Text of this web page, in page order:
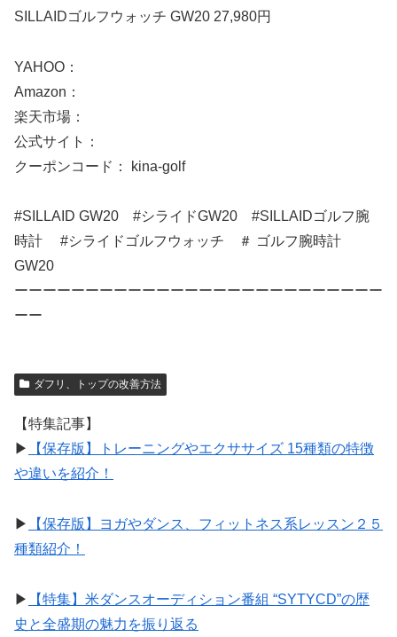
SILLAIDゴルフウォッチ GW20 27,980円
YAHOO：
Amazon：
楽天市場：
公式サイト：
クーポンコード： kina-golf
#SILLAID GW20 #シライドGW20 #SILLAIDゴルフ腕
時計 #シライドゴルフウォッチ ＃ ゴルフ腕時計
GW20
ーーーーーーーーーーーーーーーーーーーーーーーーーー
ーー
ダフリ、トップの改善方法
【特集記事】
▶︎
【保存版】トレーニングやエクササイズ 15種類の特徴
や違いを紹介！
▶︎
【保存版】ヨガやダンス、フィットネス系レッスン２５
種類紹介！
▶︎
【特集】米ダンスオーディション番組 “SYTYCD”の歴
史と全盛期の魅力を振り返る